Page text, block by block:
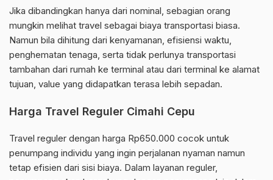
Jika dibandingkan hanya dari nominal, sebagian orang
mungkin melihat travel sebagai biaya transportasi biasa.
Namun bila dihitung dari kenyamanan, efisiensi waktu,
penghematan tenaga, serta tidak perlunya transportasi
tambahan dari rumah ke terminal atau dari terminal ke alamat
tujuan, value yang didapatkan terasa lebih sepadan.
Harga Travel Reguler Cimahi Cepu
Travel reguler dengan harga Rp650.000 cocok untuk
penumpang individu yang ingin perjalanan nyaman namun
tetap efisien dari sisi biaya. Dalam layanan reguler,